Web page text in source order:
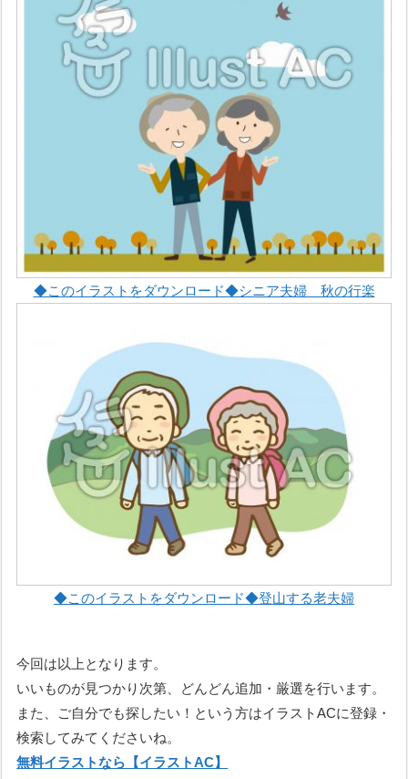
◆このイラストをダウンロード◆シニア夫婦 秋の行楽
◆このイラストをダウンロード◆登山する老夫婦
今回は以上となります。
いいものが見つかり次第、どんどん追加・厳選を行います。
また、ご自分でも探したい！という方はイラストACに登録・
検索してみてくださいね。
無料イラストなら【イラストAC】